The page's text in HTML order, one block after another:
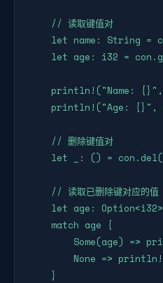
    // 读取键值对
let name: String =
let age: i32 =
println!("Name:
println!("Age: {}",
    // 删除键值对
let _: () =
    // 读取已删除键对应的值
let age:
    match age {
Some(age) =>
None =>
    }